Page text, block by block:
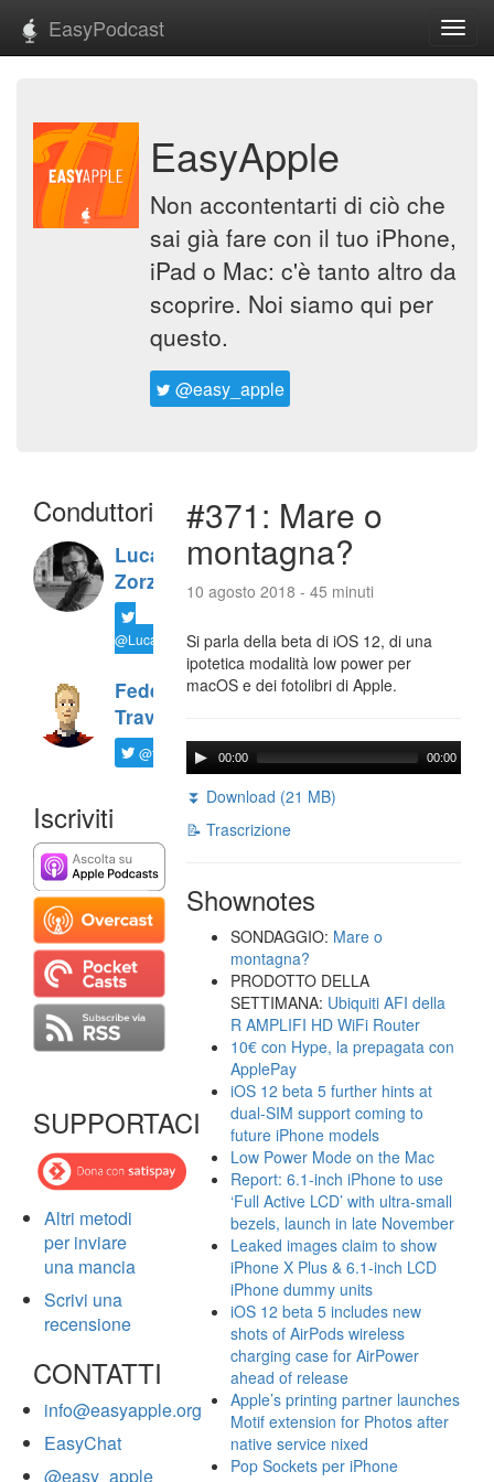
EasyPodcast
EasyApple
Non accontentarti di ciò che
sai già fare con il tuo iPhone,
iPad o Mac: c'è tanto altro da
scoprire. Noi siamo qui per
questo.
@easy_apple
Conduttori
Luca
Zorzi
@LucaTNT
Federico
Travaini
@ftrava
Iscriviti
SUPPORTACI
Altri metodi
per inviare
una mancia
Scrivi una
recensione
CONTATTI
info@easyapple.org
EasyChat
@easy_apple
#371: Mare o
montagna?
10 agosto 2018 - 45 minuti
Si parla della beta di iOS 12, di una
ipotetica modalità low power per
macOS e dei fotolibri di Apple.
00:00 00:00
⏬ Download (21 MB)
📝 Trascrizione
Shownotes
SONDAGGIO: Mare o
montagna?
PRODOTTO DELLA
SETTIMANA: Ubiquiti AFI della
R AMPLIFI HD WiFi Router
10€ con Hype, la prepagata con
ApplePay
iOS 12 beta 5 further hints at
dual-SIM support coming to
future iPhone models
Low Power Mode on the Mac
Report: 6.1-inch iPhone to use
‘Full Active LCD’ with ultra-small
bezels, launch in late November
Leaked images claim to show
iPhone X Plus & 6.1-inch LCD
iPhone dummy units
iOS 12 beta 5 includes new
shots of AirPods wireless
charging case for AirPower
ahead of release
Apple’s printing partner launches
Motif extension for Photos after
native service nixed
Pop Sockets per iPhone